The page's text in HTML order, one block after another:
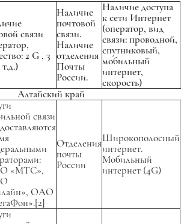
связи
2G, 3
Наличие
почтовой
связи.
Наличие
отделения
Почты
России.
Наличие доступа
к сети Интернет
(оператор, вид
связи: проводной,
спутниковый,
мобильный
интернет,
скорость)
Алтайский край
связи
«МТС»,
ОАО
Отделения
почты
России
Широкополосный
интернет.
Мобильный
интернет (4G)